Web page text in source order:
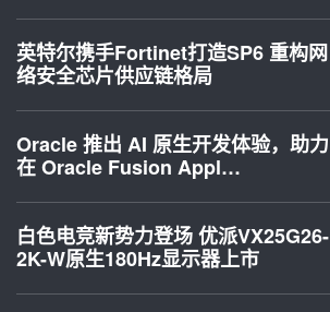
英特尔携手Fortinet打造SP6 重构网
络安全芯片供应链格局
Oracle 推出 AI 原生开发体验，助力
在 Oracle Fusion Appl…
白色电竞新势力登场 优派VX25G26-
2K-W原生180Hz显示器上市